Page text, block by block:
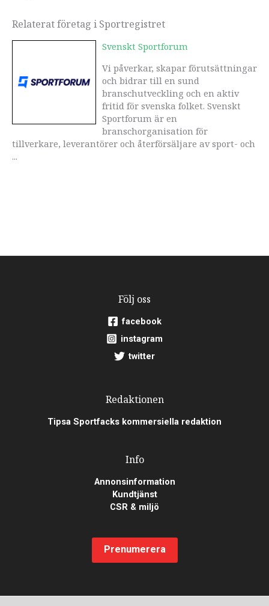
Relaterat företag i Sportregistret
Svenskt Sportforum
Vi påverkar, skapar förutsättningar
och bidrar till en sund
branschutveckling och en aktiv
fritid för svenska folket. Svenskt
Sportforum är en
branschorganisation för
tillverkare, leverantörer och återförsäljare av sport- och
...
Följ oss
facebook
instagram
twitter
Redaktionen
Tipsa Sportfacks kommersiella redaktion
Info
Annonsinformation
Kundtjänst
CSR & miljö
Prenumerera